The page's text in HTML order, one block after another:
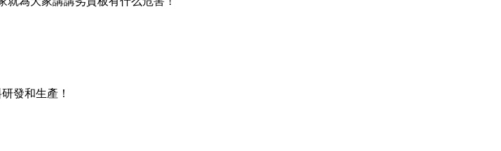
發和生產！